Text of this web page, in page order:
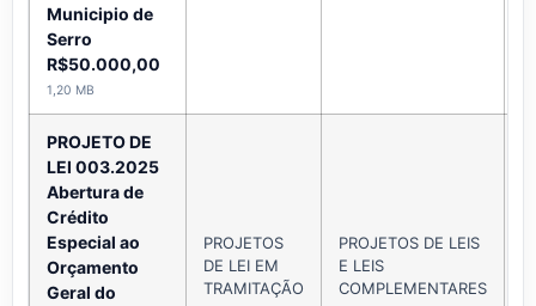
Municipio de
Serro
R$50.000,00
1,20 MB
PROJETO DE
LEI 003.2025
Abertura de
Crédito
Especial ao
Orçamento
Geral do
PROJETOS
DE LEI EM
TRAMITAÇÃO
PROJETOS DE LEIS
E LEIS
COMPLEMENTARES